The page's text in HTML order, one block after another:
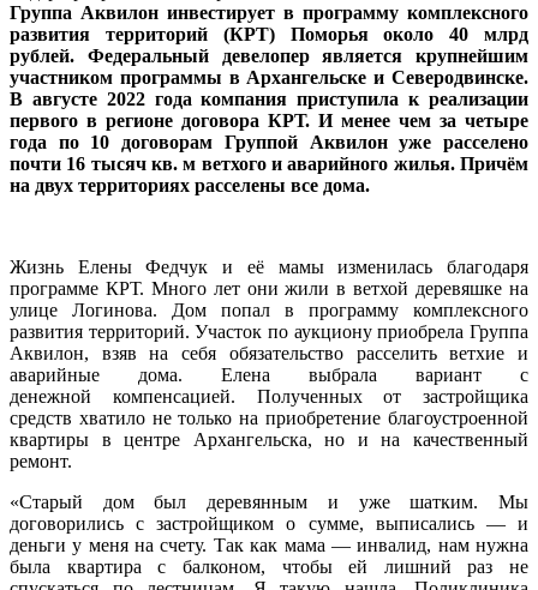
Группа Аквилон инвестирует в программу комплексного
развития территорий (КРТ) Поморья около 40 млрд
рублей. Федеральный девелопер является крупнейшим
участником программы в Архангельске и Северодвинске.
В августе 2022 года компания приступила к реализации
первого в регионе договора КРТ. И менее чем за четыре
года по 10 договорам Группой Аквилон уже расселено
почти 16 тысяч кв. м ветхого и аварийного жилья. Причём
на двух территориях расселены все дома.
Жизнь Елены Федчук и её мамы изменилась благодаря
программе КРТ. Много лет они жили в ветхой деревяшке на
улице Логинова. Дом попал в программу комплексного
развития территорий. Участок по аукциону приобрела Группа
Аквилон, взяв на себя обязательство расселить ветхие и
аварийные дома. Елена выбрала вариант с
денежной компенсацией. Полученных от застройщика
средств хватило не только на приобретение благоустроенной
квартиры в центре Архангельска, но и на качественный
ремонт.
«Старый дом был деревянным и уже шатким. Мы
договорились с застройщиком о сумме, выписались — и
деньги у меня на счету. Так как мама — инвалид, нам нужна
была квартира с балконом, чтобы ей лишний раз не